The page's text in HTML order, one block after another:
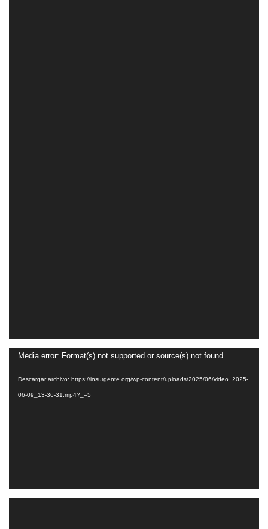
Reproductor
Media error: Format(s) not supported or source(s) not found
Descargar archivo: https://insurgente.org/wp-content/uploads/2025/06/video_2025-
06-09_13-36-31.mp4?_=5